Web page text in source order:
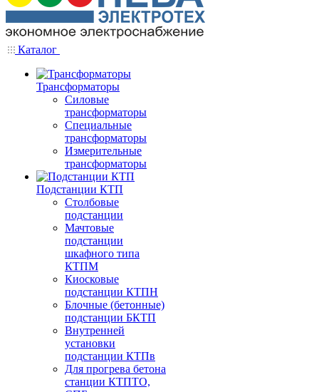
Каталог
Трансформаторы
Силовые
трансформаторы
Специальные
трансформаторы
Измерительные
трансформаторы
Подстанции КТП
Столбовые
подстанции
Мачтовые
подстанции
шкафного типа
КТПМ
Киосковые
подстанции КТПН
Блочные (бетонные)
подстанции БКТП
Внутренней
установки
подстанции КТПв
Для прогрева бетона
станции КТПТО,